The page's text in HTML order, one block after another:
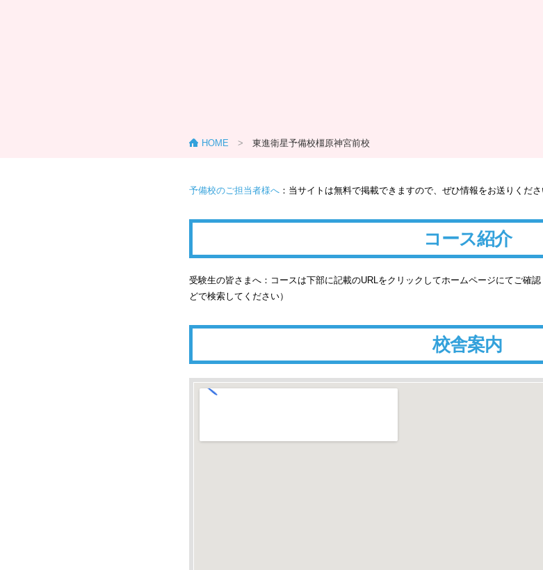
HOME > 東進衛星予備校橿原神宮前校
予備校のご担当者様へ ：当サイトは無料で掲載できますので、ぜひ情報をお送りくださ
コース紹介
受験生の皆さまへ：コースは下部に記載のURLをクリックしてホームページにてご確
どで検索してください）
校舎案内